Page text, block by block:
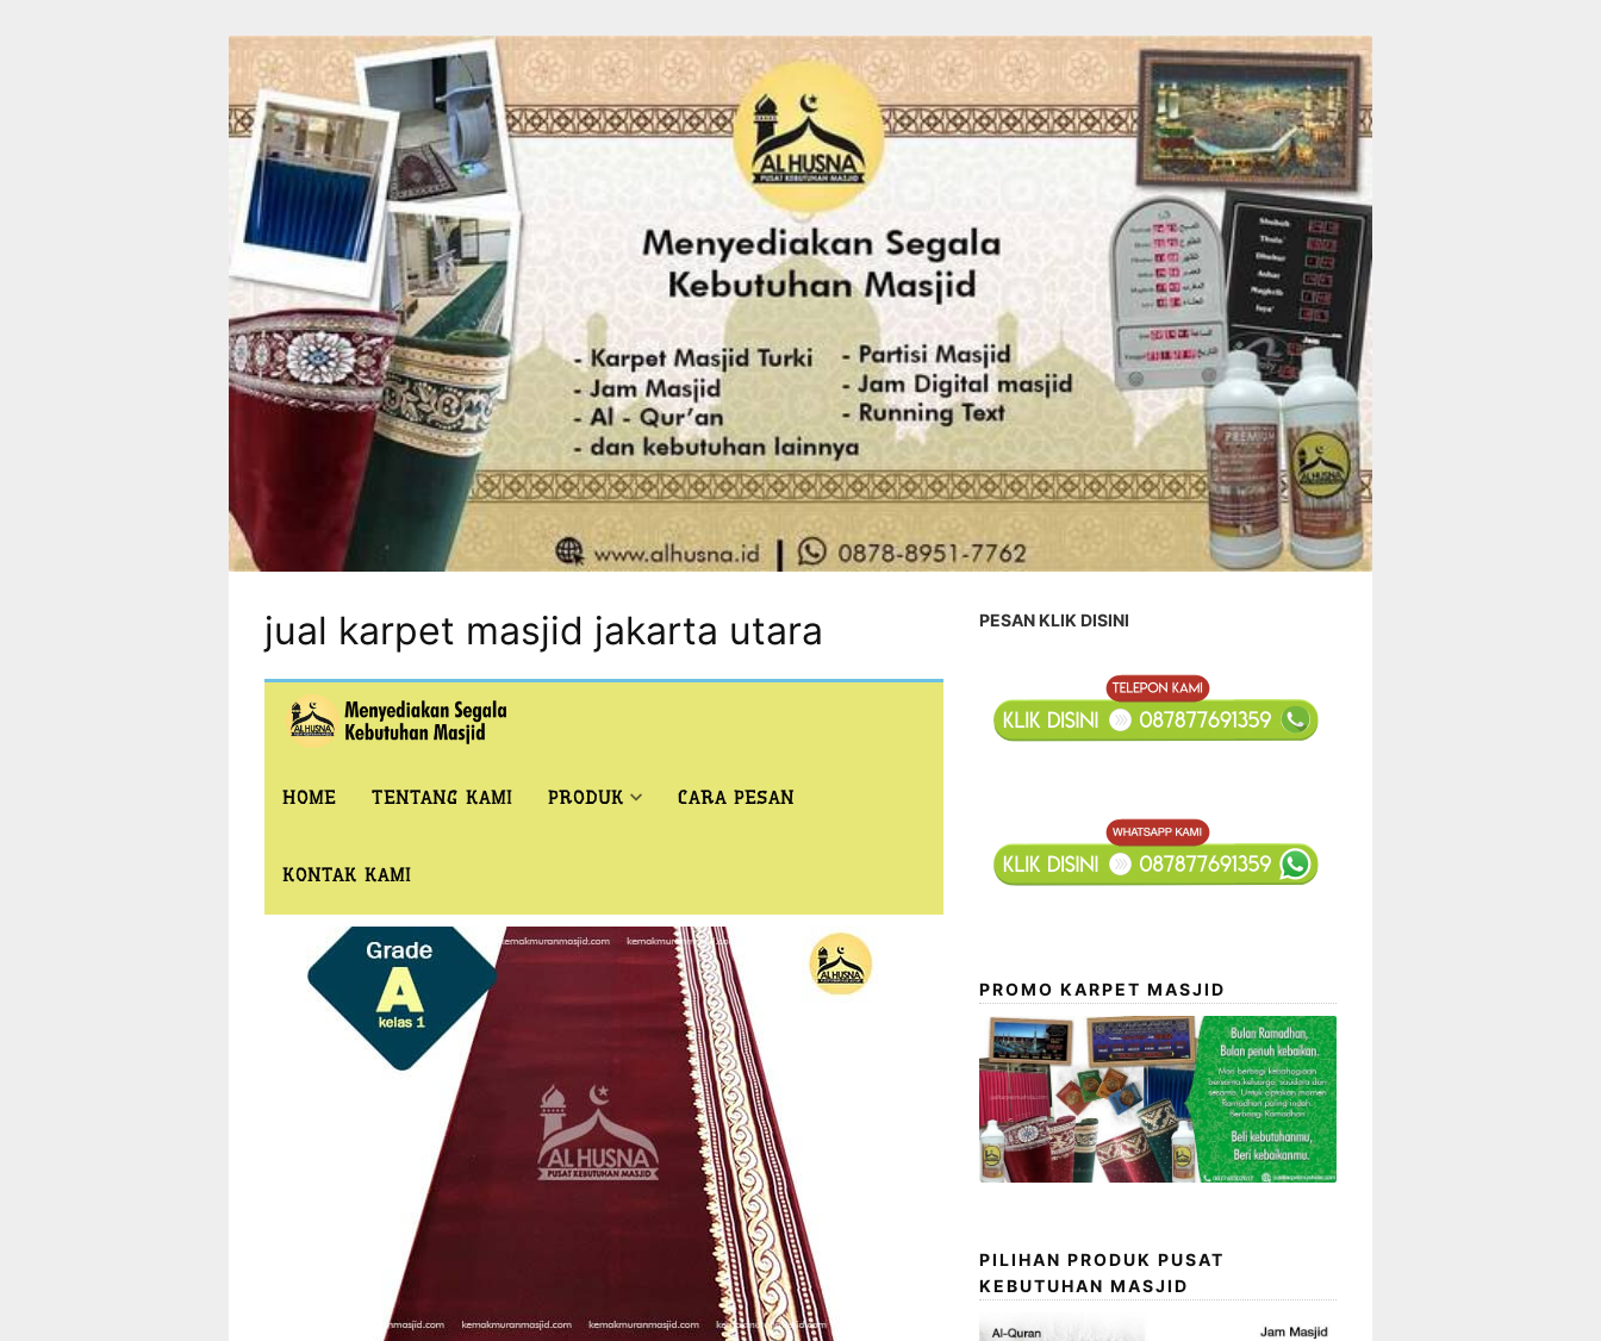
jual karpet masjid jakarta utara
HOME TENTANG KAMI PRODUK CARA PESAN
KONTAK KAMI
PESAN KLIK DISINI
PROMO KARPET MASJID
PILIHAN PRODUK PUSAT
KEBUTUHAN MASJID